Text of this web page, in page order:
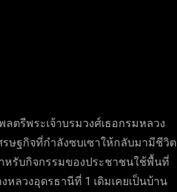
ตรีพระเจ้าบรมวงศ์เธอกรมหลวง
ษฐกิจที่กำลังซบเซาให้กลับมามีชีวิต
รับกิจกรรมของประชาชนใช้พื้นที่
ลวงอุดรธานีที่ 1 เดิมเคยเป็นบ้าน